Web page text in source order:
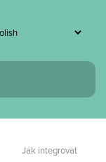
Jak integrovat